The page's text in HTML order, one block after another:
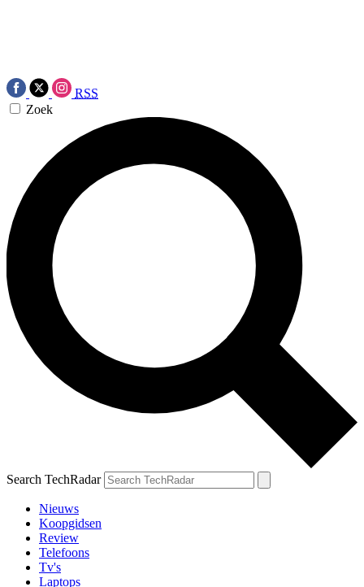
RSS
Zoek
Search TechRadar
Nieuws
Koopgidsen
Review
Telefoons
Tv's
Laptops